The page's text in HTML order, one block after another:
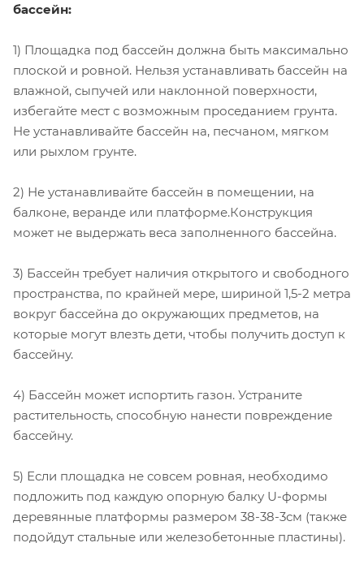
бассейн:
1) Площадка под бассейн должна быть максимально
плоской и ровной. Нельзя устанавливать бассейн на
влажной, сыпучей или наклонной поверхности,
избегайте мест с возможным проседанием грунта.
Не устанавливайте бассейн на, песчаном, мягком
или рыхлом грунте.
2) Не устанавливайте бассейн в помещении, на
балконе, веранде или платформе.Конструкция
может не выдержать веса заполненного бассейна.
3) Бассейн требует наличия открытого и свободного
пространства, по крайней мере, шириной 1,5-2 метра
вокруг бассейна до окружающих предметов, на
которые могут влезть дети, чтобы получить доступ к
бассейну.
4) Бассейн может испортить газон. Устраните
растительность, способную нанести повреждение
бассейну.
5) Если площадка не совсем ровная, необходимо
подложить под каждую опорную балку U-формы
деревянные платформы размером 38-38-3см (также
подойдут стальные или железобетонные пластины).